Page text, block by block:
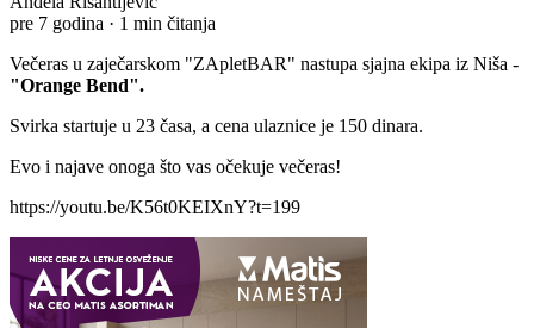
pre 7 godina · 1 min čitanja
Večeras u zaječarskom "ZApletBAR" nastupa sjajna ekipa iz Niša -
"Orange Bend".
Svirka startuje u 23 časa, a cena ulaznice je 150 dinara.
Evo i najave onoga što vas očekuje večeras!
https://youtu.be/K56t0KEIXnY?t=199